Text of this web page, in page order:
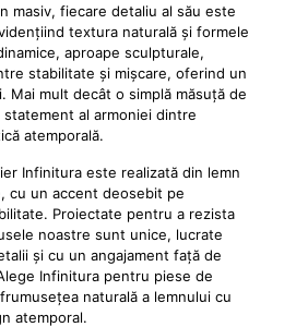
masiv, fiecare detaliu al său este
textura naturală și formele
aproape sculpturale,
stabilitate și mișcare, oferind un
Mai mult decât o simplă măsuță de
al armoniei dintre
atemporală.
Infinitura este realizată din lemn
cu un accent deosebit pe
Proiectate pentru a rezista
noastre sunt unice, lucrate
și cu un angajament față de
Infinitura pentru piese de
naturală a lemnului cu
atemporal.